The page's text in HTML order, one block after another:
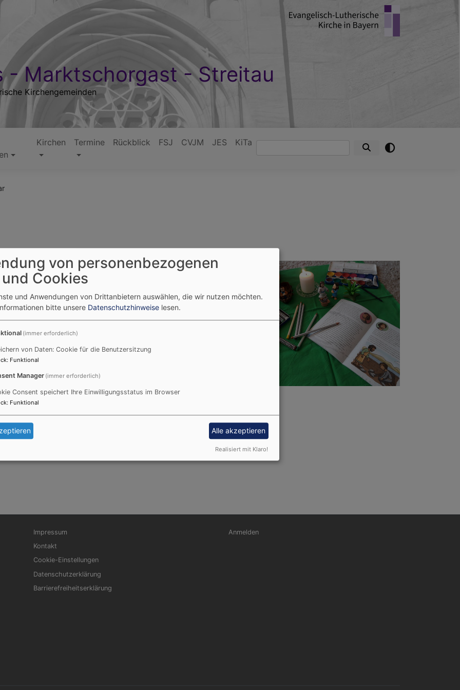
- Marktschorgast - Streitau
Kirchengemeinden
Kirchen Termine Rückblick FSJ CVJM JES KiTaSuche
Gemeinschaft beim Spielen, Basteln oder
von Godly Play.
der es ermöglicht, mit dem Schatz der biblischen
und dadurch individuelle Erfahrungen im Glauben
bei den
Fußbereichsmenü
Impressum
Kontakt
Cookie-Einstellungen
Datenschutzerklärung
Barrierefreiheitserklärung
Benutzermenü
Anmelden
von personenbezogenen
Cookies
und Anwendungen von Drittanbietern auswählen, die wir nutzen möchten.
bitte unsere Datenschutzhinweise lesen.
(immer erforderlich)
von Daten: Cookie für die Benutzersitzung
: Funktional
Manager (immer erforderlich)
Consent speichert Ihre Einwilligungsstatus im Browser
: Funktional
Alle akzeptieren
Realisiert mit Klaro!